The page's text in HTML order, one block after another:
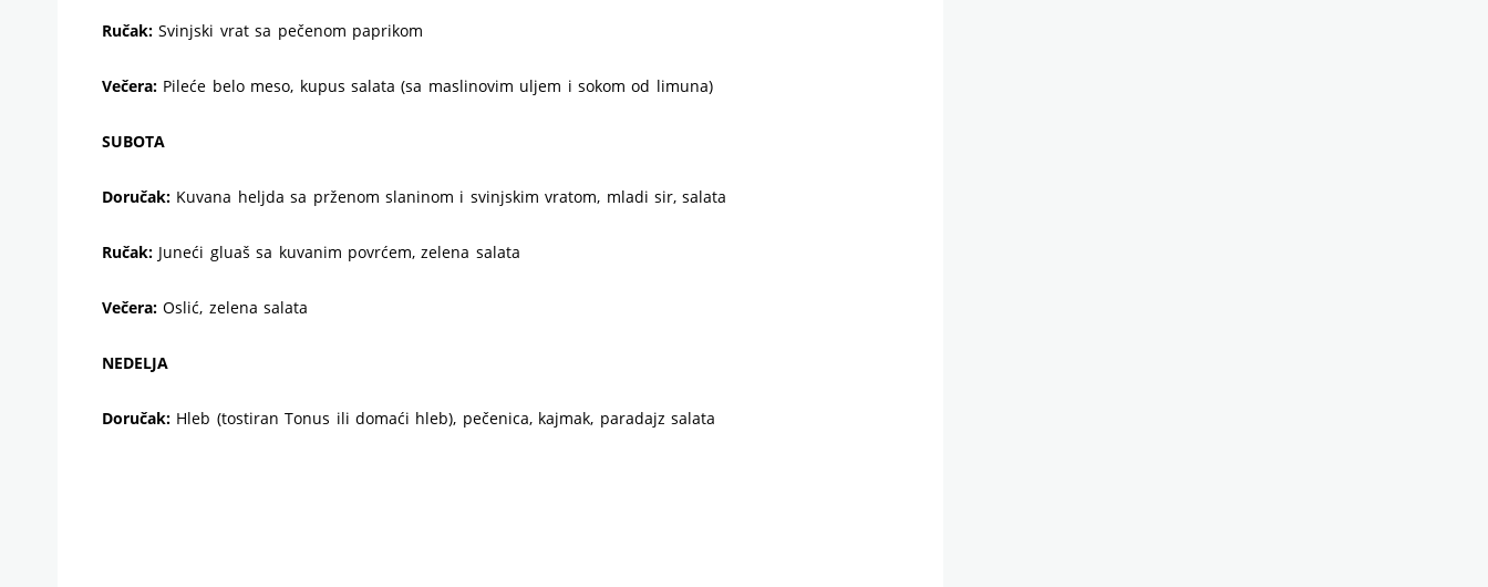
Ručak: Svinjski vrat sa pečenom paprikom
Večera: Pileće belo meso, kupus salata (sa maslinovim uljem i sokom od limuna)
SUBOTA
Doručak: Kuvana heljda sa prženom slaninom i svinjskim vratom, mladi sir, salata
Ručak: Juneći gluaš sa kuvanim povrćem, zelena salata
Večera: Oslić, zelena salata
NEDELJA
Doručak: Hleb (tostiran Tonus ili domaći hleb), pečenica, kajmak, paradajz salata